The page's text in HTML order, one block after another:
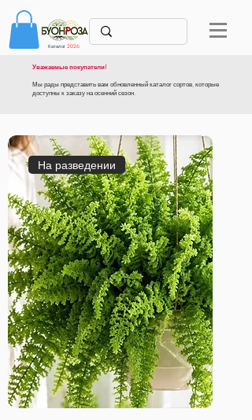
Уважаемые покупатели!
Мы рады представить вам обновленный каталог сортов, которые
доступны к заказу на осенний сезон.
Каталог 2026
На разведении